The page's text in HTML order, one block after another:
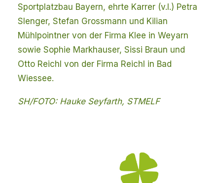
Sportplatzbau Bayern, ehrte Karrer (v.l.) Petra
Slenger, Stefan Grossmann und Kilian
Mühlpointner von der Firma Klee in Weyarn
sowie Sophie Markhauser, Sissi Braun und
Otto Reichl von der Firma Reichl in Bad
Wiessee.
SH/FOTO: Hauke Seyfarth, STMELF